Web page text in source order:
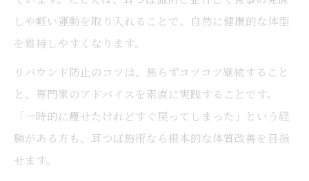
しや軽い運動を取り入れることで、自然に健康的な体型
を維持しやすくなります。
リバウンド防止のコツは、焦らずコツコツ継続すること
と、専門家のアドバイスを素直に実践することです。
「一時的に痩せたけれどすぐ戻ってしまった」という経
験がある方も、耳つぼ施術なら根本的な体質改善を目指
せます。